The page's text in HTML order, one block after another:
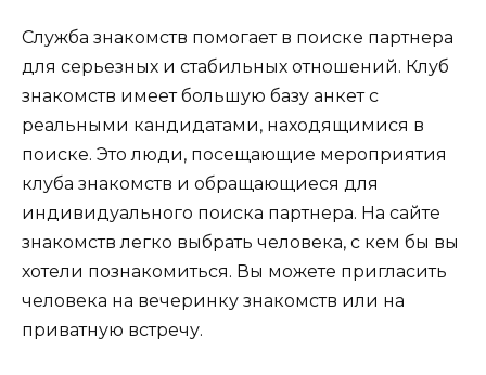
Служба знакомств помогает в поиске партнера
для серьезных и стабильных отношений. Клуб
знакомств имеет большую базу анкет с
реальными кандидатами, находящимися в
поиске. Это люди, посещающие мероприятия
клуба знакомств и обращающиеся для
индивидуального поиска партнера. На сайте
знакомств легко выбрать человека, с кем бы вы
хотели познакомиться. Вы можете пригласить
человека на вечеринку знакомств или на
приватную встречу.